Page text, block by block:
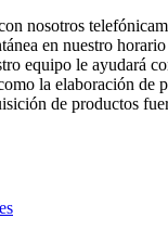
nosotros
en nuestro
equipo le ayudará
la elaboración de
de productos